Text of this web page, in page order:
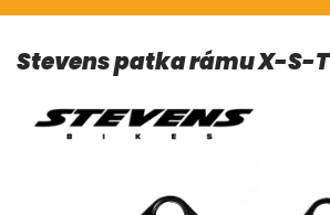
Stevens patka rámu X-S-T